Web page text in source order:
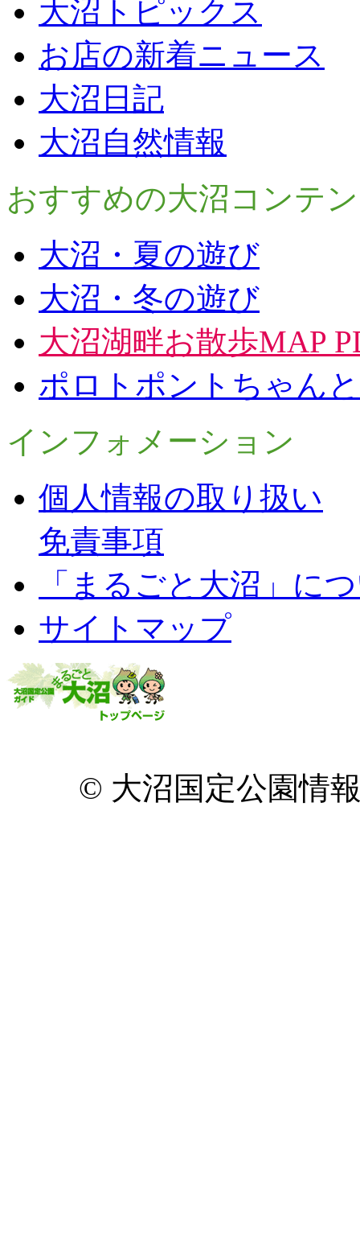
大沼トピックス
お店の新着ニュース
大沼日記
大沼自然情報
おすすめの大沼コンテ
大沼・夏の遊び
大沼・冬の遊び
大沼湖畔お散歩MAP
ポロトポントちゃん
インフォメーション
個人情報の取り扱い
免責事項
「まるごと大沼」に
サイトマップ
© 大沼国定公園情